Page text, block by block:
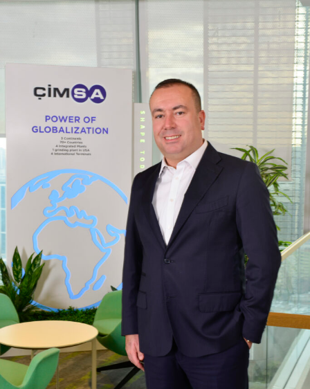
Yusuke Yamada: Birlikte daha yüksek hedeflere
Basın lansmanında konuşma yapan Marubeni Dağıtım
ve Servis Yönetim Kurulu Başkanı Yusuke Yamada,
“Tadano ile sadece bir distribütörlük anlaşmasına imza
atmıyor, iki köklü Japon markasının Türkiye’deki stratejik
buluşmasını gerçekleştiriyoruz. Şirketimizin dünya
geneline yayılan güven anlayışını, her yeni
distribütörlüğümüzle, Türkiye pazarında güçlendirmeye
devam ediyoruz. Türkiye, dinamik yapısı ve büyük ölçekli
projeleriyle her zaman öncelikli pazarlarımızdan biri oldu,
olmaya da devam ediyor. Bu yolculukta bize duyulan
güven için teşekkür ediyor, birlikte daha yüksek hedeflere
ulaşacağımıza inanıyoruz” dedi.
Takashi Fukui: En zorlu projelerde güvenilir iş ortağı
olmaya devam edeceğiz.